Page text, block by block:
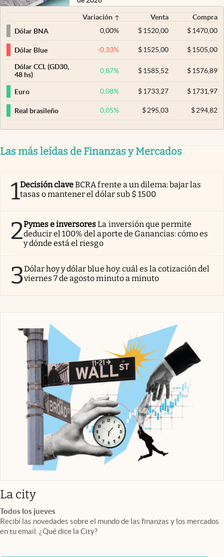
Variación Venta
Compra
Dólar BNA
0,00% $ 1520,00 $1470,00
Dólar Blue -0,33% $ 1525,00 $1505,00
Dólar CCL (GD30,
48 hs)
0,87% $ 1585,52 $1576,89
Euro 0,08% $ 1733,27 $1731,97
Real brasileño 0,05% $295,03 $294,82
Las más leídas de Finanzas y Mercados
1Decisión claveBCRA frente a un dilema: bajar las
tasas o mantener el dólar sub $ 1500
2Pymes e inversoresLa inversión que permite
deducir el 100% del aporte de Ganancias: cómo es
y dónde está el riesgo
3Dólar hoy y dólar blue hoy: cuál es la cotización del
viernes 7 de agosto minuto a minuto
La cityabre en nueva pestaña
Todos los jueves
Recibí las novedades sobre el mundo de las finanzas y los mercados
en tu email. ¿Qué dice la City?